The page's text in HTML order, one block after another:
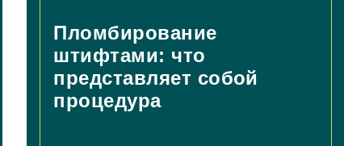
Пломбирование
штифтами: что
представляет собой
процедура